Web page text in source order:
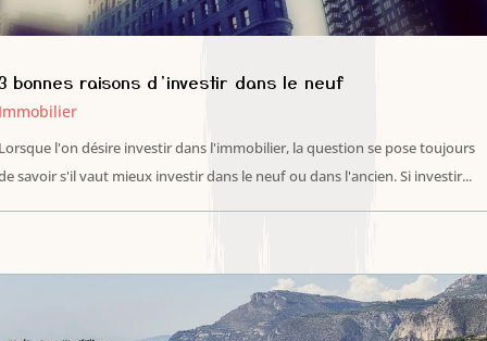
bonnes raisons d’investir dans le neuf
l'on désire investir dans l'immobilier, la question se pose toujours
savoir s'il vaut mieux investir dans le neuf ou dans l'ancien. Si investir...